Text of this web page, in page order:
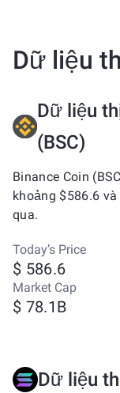
Dữ liệu
Dữ liệu
(BSC)
Binance Coin
khoảng $586.6
qua.
Today’s Price
$ 586.6
Market Cap
$ 78.1B
Dữ liệu